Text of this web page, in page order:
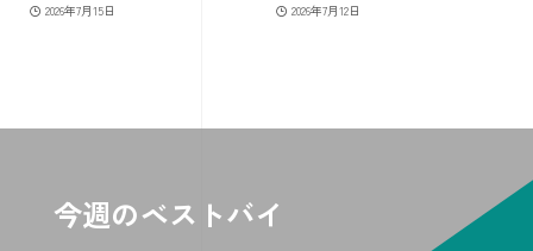
2026年7月15日 2026年7月12日
今週のベストバイ